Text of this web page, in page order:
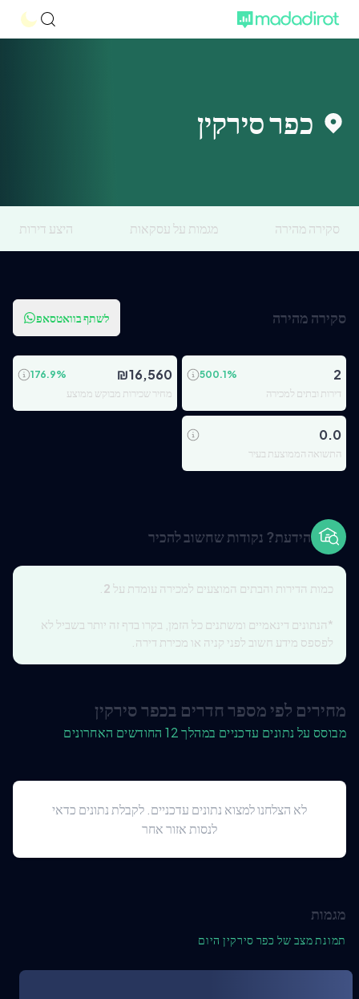
כפר סירקין
סקירה מהירה מגמות על עסקאות היצע דירות
סקירה מהירה לשתף בוואטסאפ
2
500.1%
דירות ובתים למכירה
₪16,560
176.9%
מחיר שכירות מבוקש ממוצע
0.0
התשואה הממוצעת בעיר
הידעת? נקודות שחשוב להכיר
כמות הדירות והבתים המוצעים למכירה עומדת על 2
*הנתונים דינאמיים ומשתנים כל הזמן, בקרו בדף זה יותר בשביל לא
לפספס מידע חשוב לפני קניה או מכירת דירה.
מחירים לפי מספר חדרים בכפר סירקין
מבוסס על נתונים עדכניים במהלך 12 החודשים האחרונים
לא הצלחנו למצוא נתונים עדכניים. לקבלת נתונים כדאי
לנסות אזור אחר
מגמות
תמונת מצב של כפר סירקין היום